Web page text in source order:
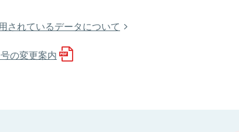
されているデータについて
の変更案内